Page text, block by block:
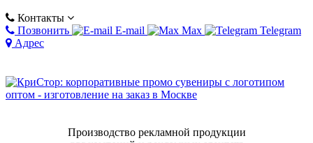
Контакты
Позвонить
E-mail Max
Telegram
Адрес
Производство рекламной продукции